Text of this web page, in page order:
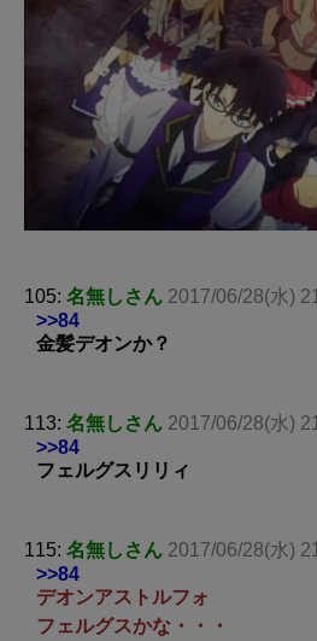
105: 名無しさん 2017/06/28(水)
>>84
金髪デオンか？
113: 名無しさん 2017/06/28(水)
>>84
フェルグスリリィ
115: 名無しさん 2017/06/28(水)
>>84
デオンアストルフォ
フェルグスかな・・・